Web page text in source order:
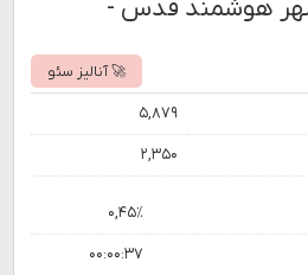
هوشمند قدس -
🚀 آنالیز سئو
۵,۸۷۹
۲,۳۵۰
۰,۴۵٪
۰۰:۰۰:۳۷